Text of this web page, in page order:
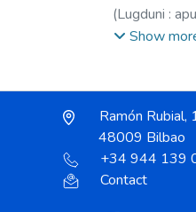
(Lugduni :
1556)
Show
Ramón Rubial,
48009 Bilbao
+34 944 139
Contact